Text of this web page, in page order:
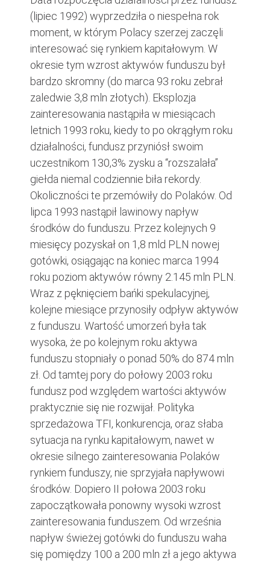
(lipiec 1992) wyprzedziła o niespełna rok
moment, w którym Polacy szerzej zaczęli
interesować się rynkiem kapitałowym. W
okresie tym wzrost aktywów funduszu był
bardzo skromny (do marca 93 roku zebrał
zaledwie 3,8 mln złotych). Eksplozja
zainteresowania nastąpiła w miesiącach
letnich 1993 roku, kiedy to po okrągłym roku
działalności, fundusz przyniósł swoim
uczestnikom 130,3% zysku a “rozszalała”
giełda niemal codziennie biła rekordy.
Okoliczności te przemówiły do Polaków. Od
lipca 1993 nastąpił lawinowy napływ
środków do funduszu. Przez kolejnych 9
miesięcy pozyskał on 1,8 mld PLN nowej
gotówki, osiągając na koniec marca 1994
roku poziom aktywów równy 2.145 mln PLN.
Wraz z pęknięciem bańki spekulacyjnej,
kolejne miesiące przynosiły odpływ aktywów
z funduszu. Wartość umorzeń była tak
wysoka, że po kolejnym roku aktywa
funduszu stopniały o ponad 50% do 874 mln
zł. Od tamtej pory do połowy 2003 roku
fundusz pod względem wartości aktywów
praktycznie się nie rozwijał. Polityka
sprzedażowa TFI, konkurencja, oraz słaba
sytuacja na rynku kapitałowym, nawet w
okresie silnego zainteresowania Polaków
rynkiem funduszy, nie sprzyjała napływowi
środków. Dopiero II połowa 2003 roku
zapoczątkowała ponowny wysoki wzrost
zainteresowania funduszem. Od września
napływ świeżej gotówki do funduszu waha
się pomiędzy 100 a 200 mln zł a jego aktywa